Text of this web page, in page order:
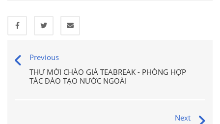
Previous
THƯ MỜI CHÀO GIÁ TEABREAK - PHÒNG HỢP
TÁC ĐÀO TẠO NƯỚC NGOÀI
Next